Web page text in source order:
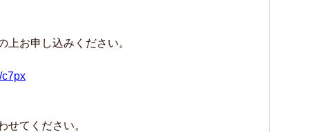
上お申し込みください。
c7px
せてください。